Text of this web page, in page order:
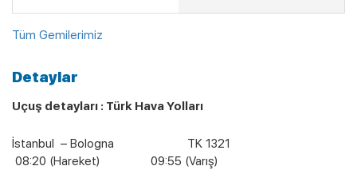
Tüm Gemilerimiz
Detaylar
Uçuş detayları : Türk Hava Yolları
İstanbul – Bologna TK 1321
08:20 (Hareket) 09:55 (Varış)